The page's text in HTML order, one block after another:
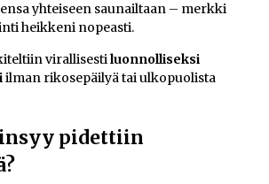
yhteiseen saunailtaan – merkki
heikkeni nopeasti.
virallisestiluonnolliseksi
ilman rikosepäilyä tai ulkopuolista
pidettiin